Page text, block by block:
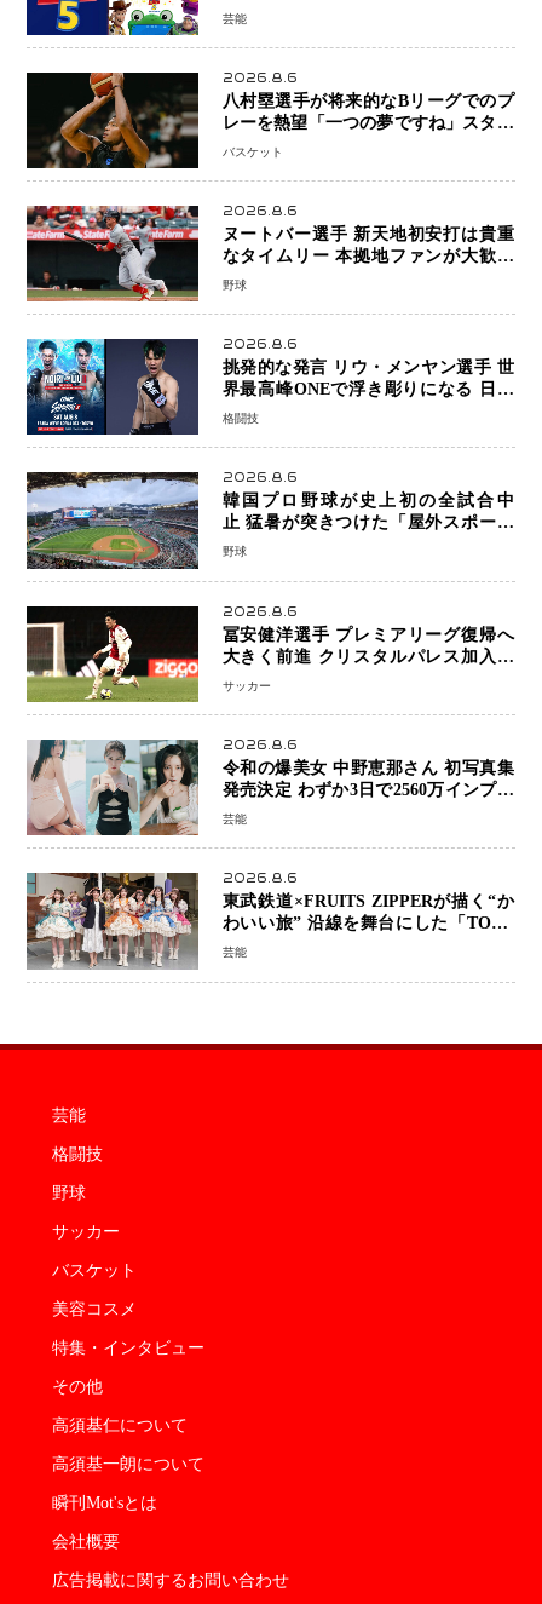
日本歴代シリーズ最高更新も目前
芸能
2026.8.6
八村塁選手が将来的なBリーグでのプ
レーを熱望「一つの夢ですね」スター
帰還がリーグ価値を押し上げる可能性
バスケット
2026.8.6
ヌートバー選手 新天地初安打は貴重
なタイムリー 本拠地ファンが大歓声
笑顔で歓喜
野球
2026.8.6
挑発的な発言 リウ・メンヤン選手 世
界最高峰ONEで浮き彫りになる 日本
キックボクシングが直面する“技術
格闘技
2026.8.6
韓国プロ野球が史上初の全試合中
止 猛暑が突きつけた「屋外スポーツ
の限界」 日本発のドーム型施設時代
野球
2026.8.6
冨安健洋選手 プレミアリーグ復帰へ
大きく前進 クリスタルパレス加入目
前 メディカルチェックも通過
サッカー
2026.8.6
令和の爆美女 中野恵那さん 初写真集
発売決定 わずか3日で2560万インプレ
ッションを記録した話題の美貌を凝縮
芸能
2026.8.6
東武鉄道×FRUITS ZIPPERが描く“か
わいい旅” 沿線を舞台にした「TOBU
KAWAII PROJECT」が開幕
芸能
芸能
格闘技
野球
サッカー
バスケット
美容コスメ
特集・インタビュー
その他
高須基仁について
高須基一朗について
瞬刊Mot'sとは
会社概要
広告掲載に関するお問い合わせ